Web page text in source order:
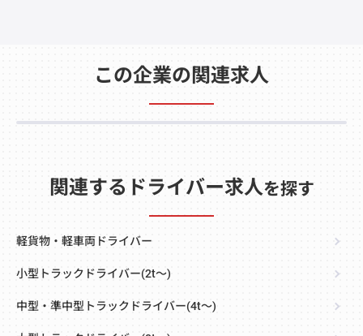
この企業の関連求人
関連するドライバー求人を探す
軽貨物・軽車両ドライバー
小型トラックドライバー(2t～)
中型・準中型トラックドライバー(4t～)